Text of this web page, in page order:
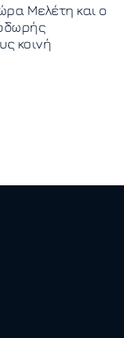
Μελέτη και ο
κοινή